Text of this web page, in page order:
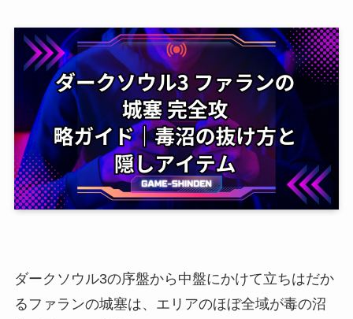
ダークソウル3の序盤から中盤にかけて立ちはだか
るファランの城塞は、エリアのほぼ全域が毒の沼